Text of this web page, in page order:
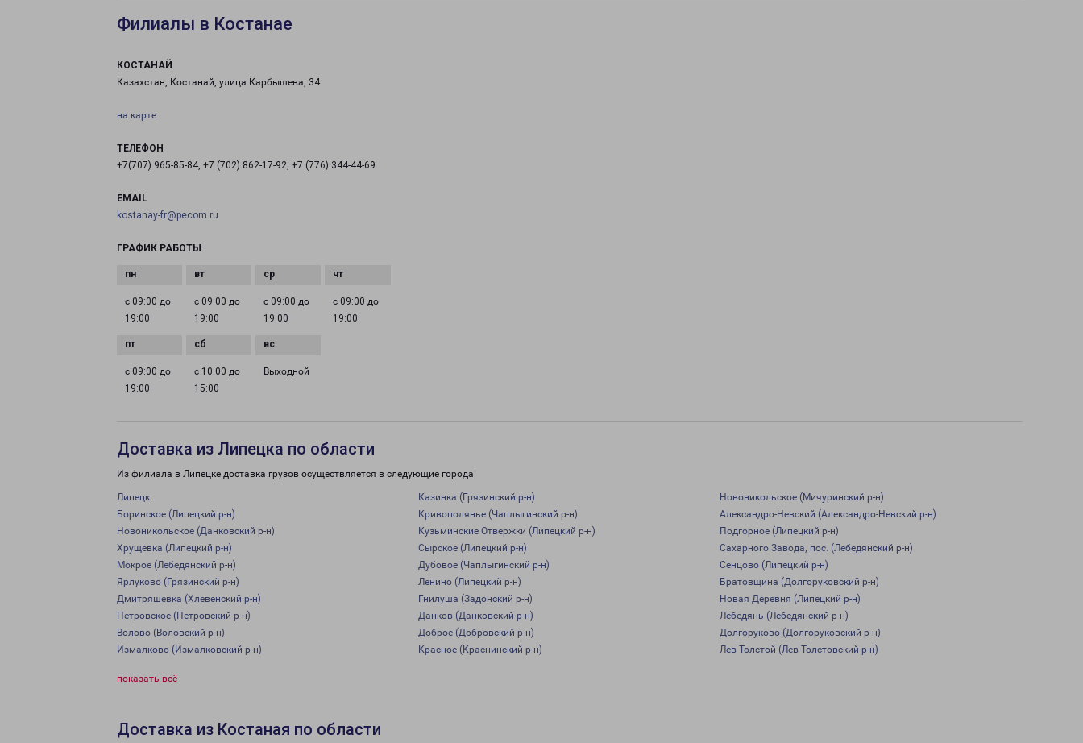
Филиалы в Костанае
КОСТАНАЙ
Казахстан, Костанай, улица Карбышева, 34
на карте
ТЕЛЕФОН
+7(707) 965-85-84, +7 (702) 862-17-92, +7 (776) 344-44-69
EMAIL
kostanay-fr@pecom.ru
ГРАФИК РАБОТЫ
с 09:00 до
19:00
с 09:00 до
19:00
с 09:00 до
19:00
с 09:00 до
19:00
с 09:00 до
19:00
с 10:00 до
15:00
Выходной
Доставка из Липецка по области
Из филиала в Липецке доставка грузов осуществляется в следующие города:
Липецк Казинка (Грязинский р-н)
Новоникольское (Мичуринский р-н)
Боринское (Липецкий р-н)
Кривополянье (Чаплыгинский р-н)
Александро-Невский (Александро-Невский р-н)
Новоникольское (Данковский р-н)
Кузьминские Отвержки (Липецкий р-н)
Подгорное (Липецкий р-н)
Хрущевка (Липецкий р-н)
Сырское (Липецкий р-н)
Сахарного Завода, пос. (Лебедянский р-н)
Мокрое (Лебедянский р-н)
Дубовое (Чаплыгинский р-н)
Сенцово (Липецкий р-н)
Ярлуково (Грязинский р-н)
Ленино (Липецкий р-н)
Братовщина (Долгоруковский р-н)
Дмитряшевка (Хлевенский р-н)
Гнилуша (Задонский р-н)
Новая Деревня (Липецкий р-н)
Петровское (Петровский р-н)
Данков (Данковский р-н)
Лебедянь (Лебедянский р-н)
Волово (Воловский р-н)
Доброе (Добровский р-н)
Долгоруково (Долгоруковский р-н)
Измалково (Измалковский р-н)
Красное (Краснинский р-н) Лев Толстой (Лев-Толстовский р-н)
показать всё
Доставка из Костаная по области